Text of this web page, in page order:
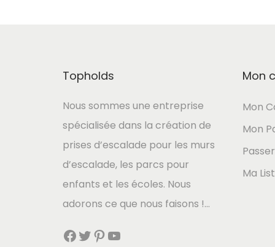
Topholds
Nous sommes une entreprise
spécialisée dans la création de
prises d’escalade pour les murs
d’escalade, les parcs pour
enfants et les écoles. Nous
adorons ce que nous faisons !…
Facebook Twitter Pinterest YouTube
Mon
Mon
Mon
Ma